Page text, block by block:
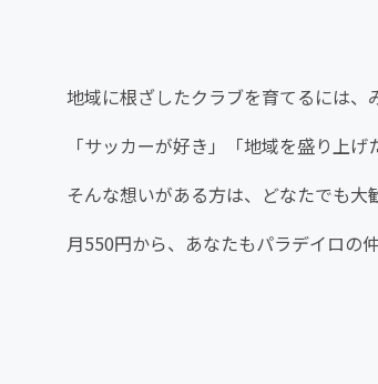
地域に根ざしたクラブを育てるには、
「サッカーが好き」「地域を盛り上
そんな想いがある方は、どなたでも大
月550円から、あなたもパラデイロの